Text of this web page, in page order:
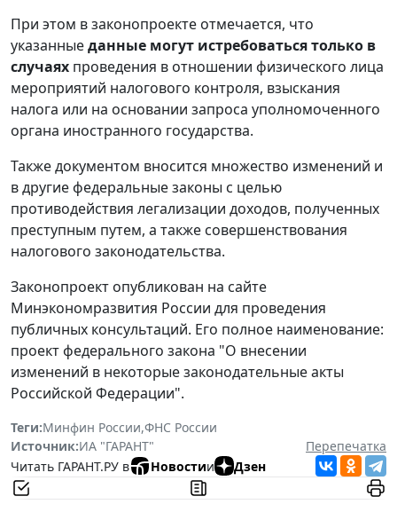
При этом в законопроекте отмечается, что
указанныеданные могут истребоваться только в
случаях проведения в отношении физического лица
мероприятий налогового контроля, взыскания
налога или на основании запроса уполномоченного
органа иностранного государства.
Также документом вносится множество изменений и
в другие федеральные законы с целью
противодействия легализации доходов, полученных
преступным путем, а также совершенствования
налогового законодательства.
Законопроект опубликован на сайте
Минэкономразвития России для проведения
публичных консультаций. Его полное наименование:
проект федерального закона "О внесении
изменений в некоторые законодательные акты
Российской Федерации".
Теги:Минфин России,ФНС России
Источник:ИА "ГАРАНТ"
Перепечатка
Читать ГАРАНТ.РУ в
Новостии Дзен